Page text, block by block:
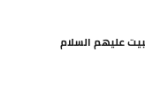
عليهم السلام